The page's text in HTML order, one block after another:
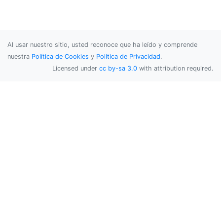
Al usar nuestro sitio, usted reconoce que ha leído y comprende
nuestra Política de Cookies y Política de Privacidad.
Licensed under cc by-sa 3.0 with attribution required.